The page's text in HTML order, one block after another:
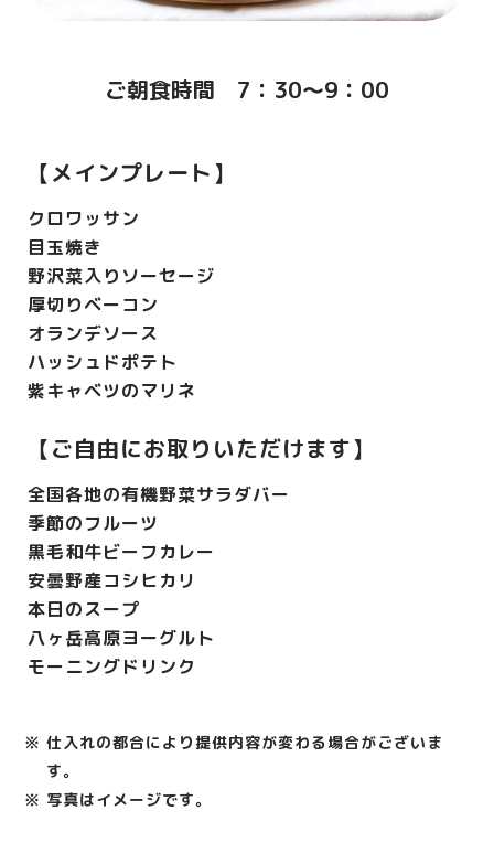
ご朝食時間 7：30～9：00
【メインプレート】
クロワッサン
目玉焼き
野沢菜入りソーセージ
厚切りベーコン
オランデソース
ハッシュドポテト
紫キャベツのマリネ
【ご自由にお取りいただけます】
全国各地の有機野菜サラダバー
季節のフルーツ
黒毛和牛ビーフカレー
安曇野産コシヒカリ
本日のスープ
八ヶ岳高原ヨーグルト
モーニングドリンク
※ 仕入れの都合により提供内容が変わる場合がございま
す。
※ 写真はイメージです。